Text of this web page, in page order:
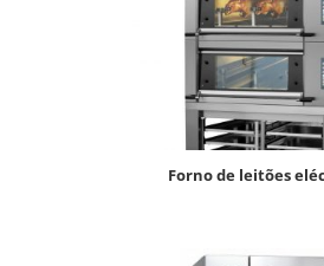
forno de leitões